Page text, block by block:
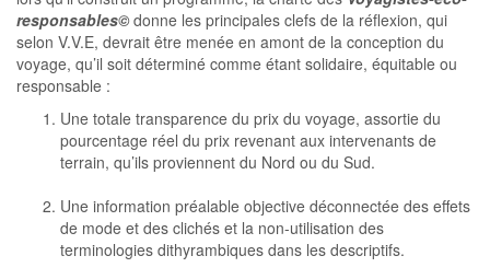
responsables©donne les principales clefs de la réflexion, qui
selon V.V.E, devrait être menée en amont de la conception du
voyage, qu’il soit déterminé comme étant solidaire, équitable ou
responsable :
Une totale transparence du prix du voyage, assortie du
pourcentage réel du prix revenant aux intervenants de
terrain, qu’ils proviennent du Nord ou du Sud.
Une information préalable objective déconnectée des effets
de mode et des clichés et la non-utilisation des
terminologies dithyrambiques dans les descriptifs.